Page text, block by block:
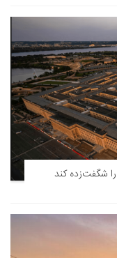
شگفت‌زده کند